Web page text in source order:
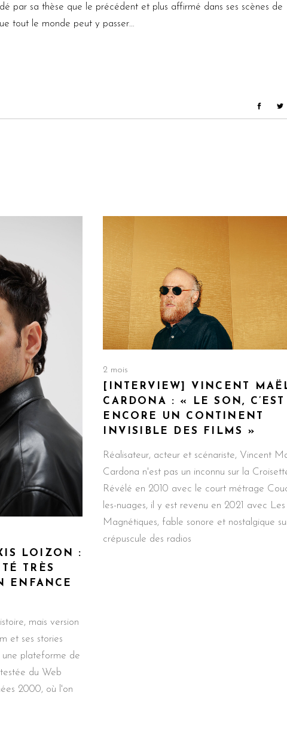
par sa thèse que le précédent et plus affirmé dans ses scènes de
tout le monde peut y passer…
LOIZON :
TRÈS
ENFANCE
mais version
et ses stories
une plateforme de
du Web
2000, où l'on
2 mois
[INTERVIEW] VINCENT
CARDONA : « LE SON, C’EST
ENCORE UN CONTINENT
INVISIBLE DES FILMS »
Réalisateur, acteur et scénariste, Vincent
Cardona n'est pas un inconnu sur la
Révélé en 2010 avec le court métrage
les-nuages, il y est revenu en 2021 avec Les
Magnétiques, fable sonore et nostalgique
crépuscule des radios